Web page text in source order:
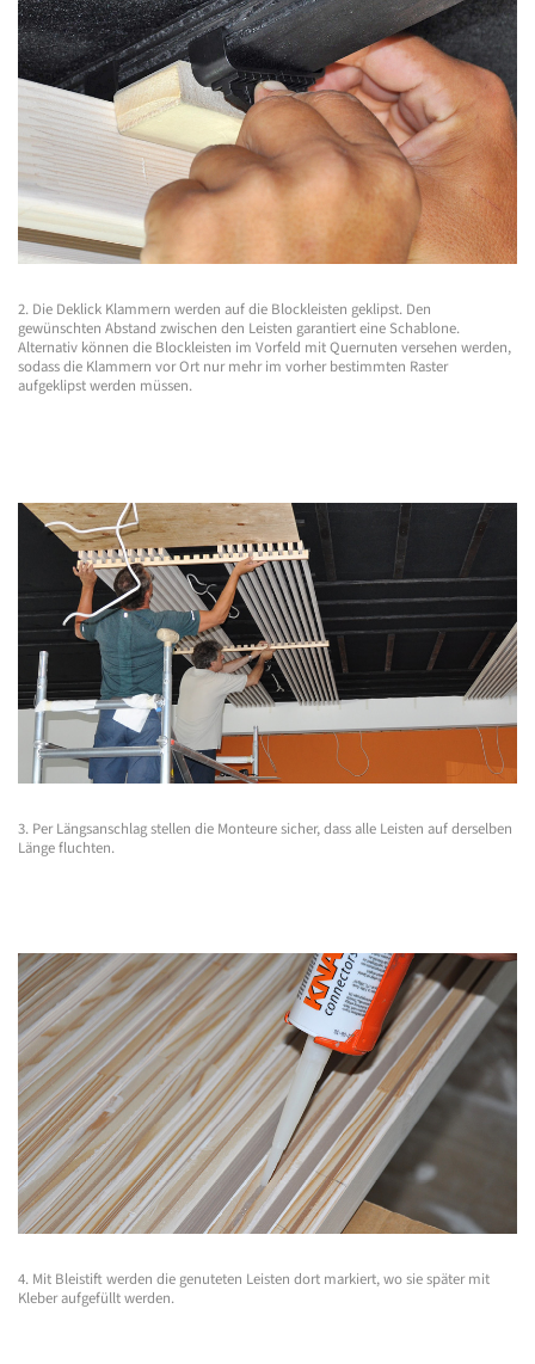
2. Die Deklick Klammern werden auf die Blockleisten geklipst. Den
gewünschten Abstand zwischen den Leisten garantiert eine Schablone.
Alternativ können die Blockleisten im Vorfeld mit Quernuten versehen werden,
sodass die Klammern vor Ort nur mehr im vorher bestimmten Raster
aufgeklipst werden müssen.
3. Per Längsanschlag stellen die Monteure sicher, dass alle Leisten auf derselben
Länge fluchten.
4. Mit Bleistift werden die genuteten Leisten dort markiert, wo sie später mit
Kleber aufgefüllt werden.